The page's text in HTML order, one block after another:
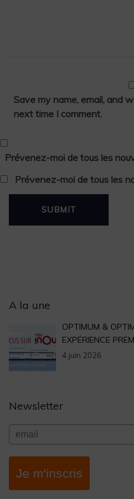
Save my name, email, and
next time I comment.
Prévenez-moi de tous les
Prévenez-moi de tous les
A la une
OPTIMUM &
EXPÉRIENCE
4 juin 2026
Newsletter
Je m'inscris
Archives